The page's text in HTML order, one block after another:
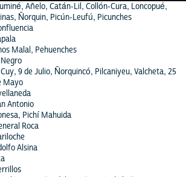
Añelo, Catán-Lil, Collón-Cura, Loncopué,
Ñorquin, Picún-Leufú, Picunches
Malal, Pehuenches
Cuy, 9 de Julio, Ñorquincó, Pilcaniyeu, Valcheta, 25
Mayo
Antonio
Pichí Mahuida
Roca
Alsina